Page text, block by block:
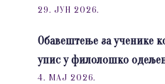
29. ЈУН 2026.
Обавештење за ученике
упис у филолошко
4. МАЈ 2026.